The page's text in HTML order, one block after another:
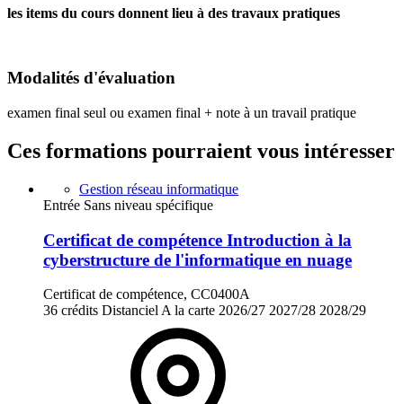
les items du cours donnent lieu à des travaux pratiques
Modalités d'évaluation
examen final seul ou examen final + note à un travail pratique
Ces formations pourraient vous intéresser
Gestion réseau informatique
Entrée Sans niveau spécifique
Certificat de compétence Introduction à la
cyberstructure de l'informatique en nuage
Certificat de compétence, CC0400A
36 crédits Distanciel A la carte 2026/27 2027/28 2028/29